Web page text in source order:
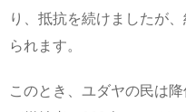
り、抵抗を続けましたが
られます。
このとき、ユダヤの民は